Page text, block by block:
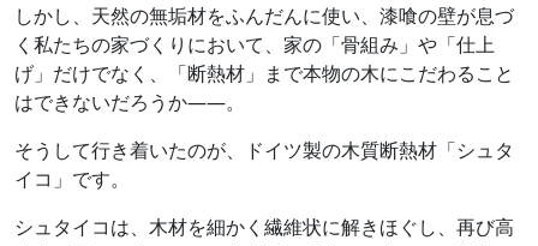
しかし、天然の無垢材をふんだんに使い、漆喰の壁が息づ
く私たちの家づくりにおいて、家の「骨組み」や「仕上
げ」だけでなく、「断熱材」まで本物の木にこだわること
はできないだろうか――。
そうして行き着いたのが、ドイツ製の木質断熱材「シュタ
イコ」です。
シュタイコは、木材を細かく繊維状に解きほぐし、再び高